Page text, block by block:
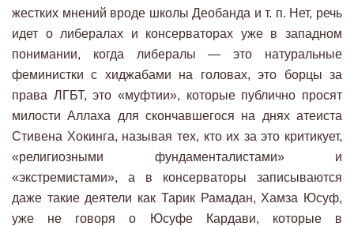
жестких мнений вроде школы Деобанда и т. п. Нет, речь
идет о либералах и консерваторах уже в западном
понимании, когда либералы — это натуральные
феминистки с хиджабами на головах, это борцы за
права ЛГБТ, это «муфтии», которые публично просят
милости Аллаха для скончавшегося на днях атеиста
Стивена Хокинга, называя тех, кто их за это критикует,
«религиозными фундаменталистами» и
«экстремистами», а в консерваторы записываются
даже такие деятели как Тарик Рамадан, Хамза Юсуф,
уже не говоря о Юсуфе Кардави, которые в